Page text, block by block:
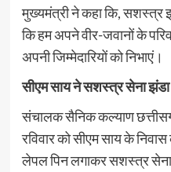
मुख्यमंत्री ने कहा कि, सशस्त्र
कि हम अपने वीर-जवानों के
अपनी जिम्मेदारियों को निभाएं।
सीएम साय ने सशस्त्र सेना झंडा
संचालक सैनिक कल्याण
रविवार को सीएम साय के
लेपल पिन लगाकर सशस्त्र सेना